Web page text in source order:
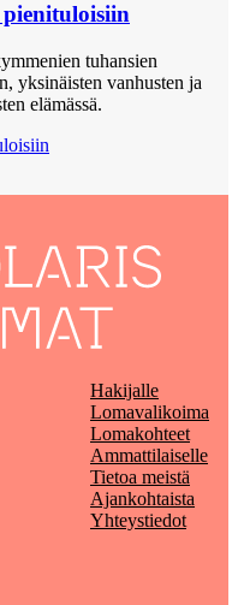
tuhansien
yksinäisten vanhusten ja
elämässä.
Hakijalle
Lomavalikoima
Lomakohteet
Ammattilaiselle
Tietoa meistä
Ajankohtaista
Yhteystiedot